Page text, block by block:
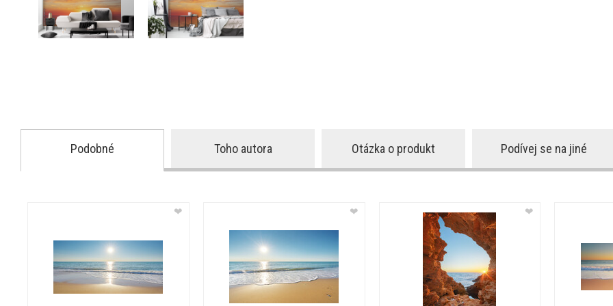
Podobné Toho autora Otázka o produkt Podívej se na jiné
❤ ❤ ❤